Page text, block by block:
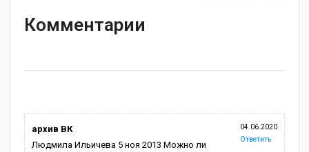
Комментарии
04.06.2020
Ответить
архив ВК
Людмила Ильичева 5 ноя 2013 Можно ли